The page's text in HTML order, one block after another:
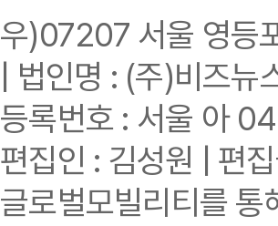
우)07207 서울 영등
| 법인명 : (주)비즈
등록번호 : 서울 아
편집인 : 김성원 | 편
글로벌모빌리티를 통